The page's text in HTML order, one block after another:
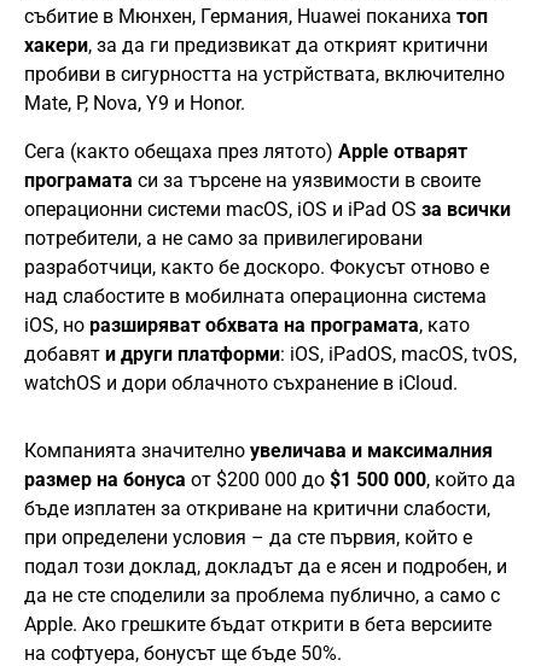
събитие в Мюнхен, Германия, Huawei поканиха топ
хакери, за да ги предизвикат да открият критични
пробиви в сигурността на устрйствата, включително
Mate, P, Nova, Y9 и Honor.
Сега (както обещаха през лятото) Apple отварят
програмата си за търсене на уязвимости в своите
операционни системи macOS, iOS и iPad OS за всички
потребители, а не само за привилегировани
разработчици, както бе доскоро. Фокусът отново е
над слабостите в мобилната операционна система
iOS, но разширяват обхвата на програмата, като
добавят и други платформи: iOS, iPadOS, macOS, tvOS,
watchOS и дори облачното съхранение в iCloud.
Компанията значително увеличава и максималния
размер на бонуса от $200 000 до $1 500 000, който да
бъде изплатен за откриване на критични слабости,
при определени условия – да сте първия, който е
подал този доклад, докладът да е ясен и подробен, и
да не сте споделили за проблема публично, а само с
Apple. Ако грешките бъдат открити в бета версиите
на софтуера, бонусът ще бъде 50%.